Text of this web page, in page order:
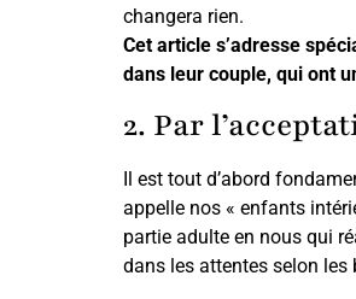
changera rien.
Cet article s’adresse
dans leur couple, qui ont
2. Par
Il est tout d’abord
appelle nos « enfants
partie adulte en nous qui
dans les attentes selon les